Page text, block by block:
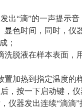
出“滴”的一声提示音
显色时间，同时，仪
；
脱液在样本表面，
加热到指定温度的
，按一下启动键，
仪器发出连续“滴滴